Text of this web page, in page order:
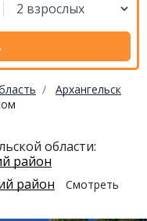
Архангельск
области:
район
район
Смотреть
район